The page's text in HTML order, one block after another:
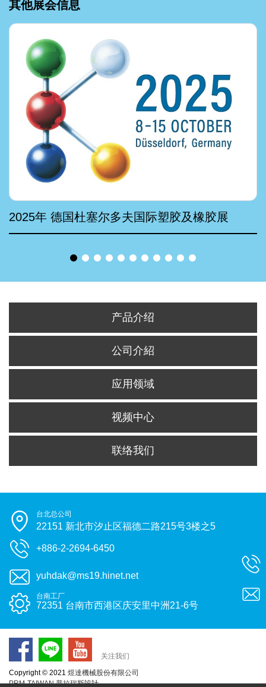
其他展会信息
2025年 德国杜塞尔多夫国际塑胶及橡胶展
产品介绍
公司介紹
应用领域
视频中心
联络我们
台北总公司
22151 新北市汐止区福德二路215号3楼之5
+886-2-2694-6450
yuhdak@ms19.hinet.net
台南工厂
72351 台南市西港区庆安里中洲21-6号
关注我们
Copyright © 2021 煜達機械股份有限公司
PRM-TAIWAN 普拉瑞斯設計